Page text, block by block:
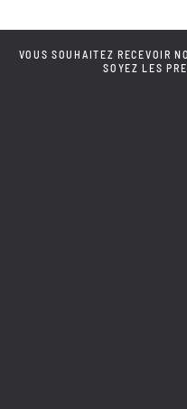
VOUS SOUHAITEZ RECEVOIR
SOYEZ LES